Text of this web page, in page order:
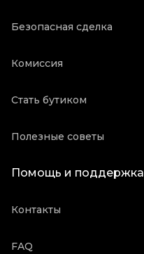
Безопасная сделка
Комиссия
Стать бутиком
Полезные советы
Помощь и поддержка
Контакты
FAQ